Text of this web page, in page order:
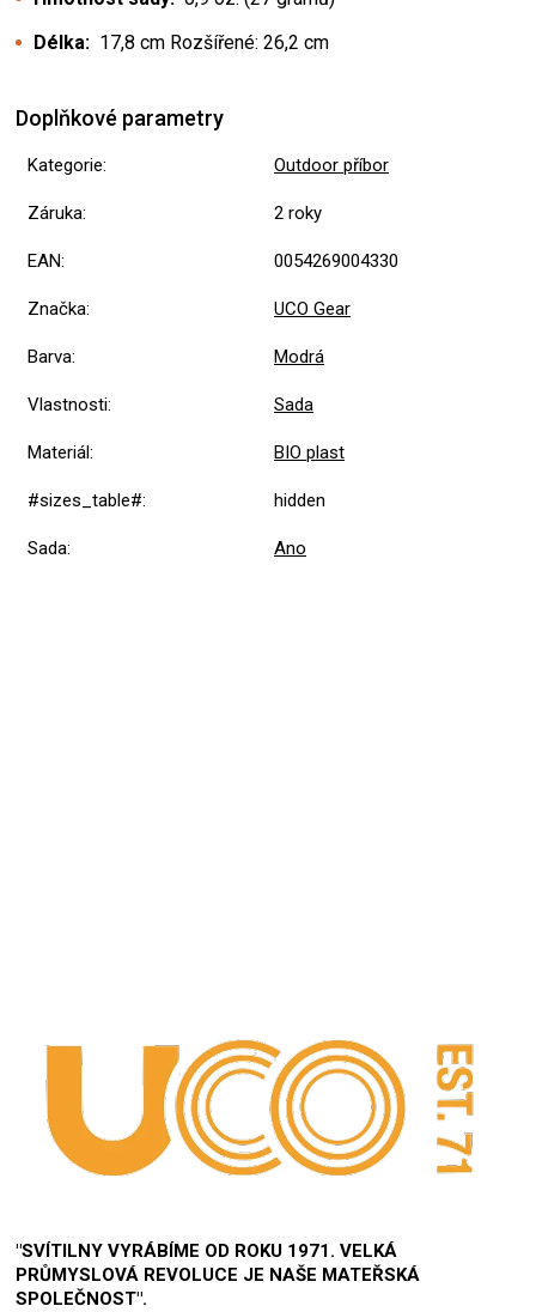
Délka: 17,8 cm Rozšířené: 26,2 cm
Doplňkové parametry
Kategorie: Outdoor příbor
Záruka: 2 roky
EAN: 0054269004330
Značka: UCO Gear
Barva: Modrá
Vlastnosti: Sada
Materiál: BIO plast
#sizes_table#: hidden
Sada: Ano
"SVÍTILNY VYRÁBÍME OD ROKU 1971. VELKÁ
PRŮMYSLOVÁ REVOLUCE JE NAŠE MATEŘSKÁ
SPOLEČNOST".